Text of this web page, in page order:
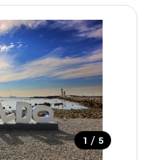
1 / 5